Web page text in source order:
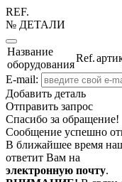
REF.
№ ДЕТАЛИ
Название
оборудования
Ref.
E-mail:
Добавить деталь
Отправить запрос
Спасибо за обращение!
Сообщение успешно
В ближайшее время
ответит Вам на
электронную почту.